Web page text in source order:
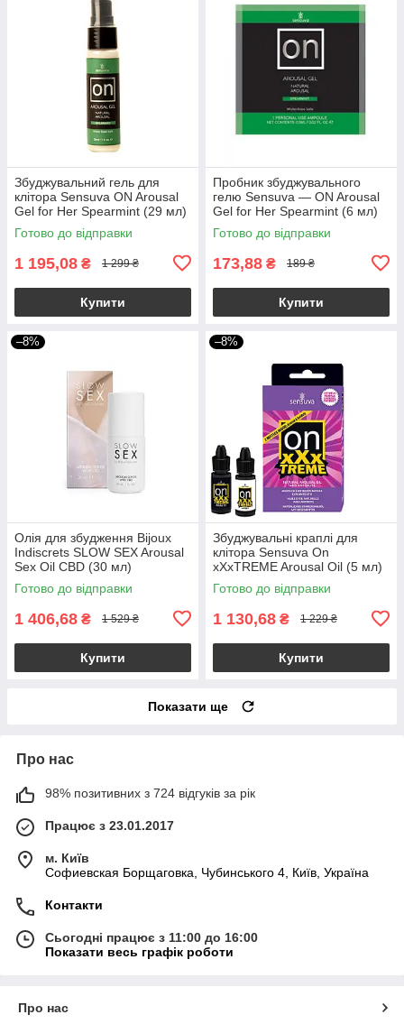
Збуджувальний гель для
клітора Sensuva ON Arousal
Gel for Her Spearmint (29 мл)
Готово до відправки
1 195,08 ₴ 1 299 ₴
Купити
Пробник збуджувального
гелю Sensuva — ON Arousal
Gel for Her Spearmint (6 мл)
Готово до відправки
173,88 ₴ 189 ₴
Купити
–8%
Олія для збудження Bijoux
Indiscrets SLOW SEX Arousal
Sex Oil CBD (30 мл)
Готово до відправки
1 406,68 ₴ 1 529 ₴
Купити
–8%
Збуджувальні краплі для
клітора Sensuva On
xXxTREME Arousal Oil (5 мл)
with Antidote (5 мл) + антидот
Готово до відправки
1 130,68 ₴ 1 229 ₴
Купити
Показати ще
Про нас
98% позитивних з 724 відгуків за рік
Працює з 23.01.2017
м. Київ
Софиевская Борщаговка, Чубинського 4, Київ, Україна
Контакти
Сьогодні працює з 11:00 до 16:00
Показати весь графік роботи
Про нас